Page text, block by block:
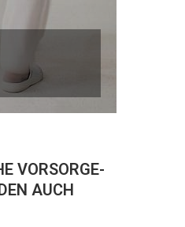
VORSORGE-
AUCH